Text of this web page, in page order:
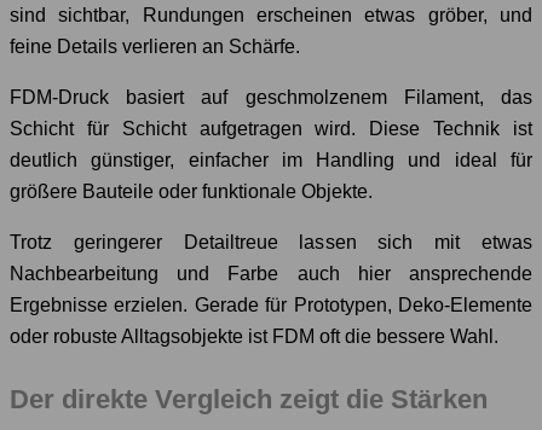
sind sichtbar, Rundungen erscheinen etwas gröber, und
feine Details verlieren an Schärfe.
FDM-Druck basiert auf geschmolzenem Filament, das
Schicht für Schicht aufgetragen wird. Diese Technik ist
deutlich günstiger, einfacher im Handling und ideal für
größere Bauteile oder funktionale Objekte.
Trotz geringerer Detailtreue lassen sich mit etwas
Nachbearbeitung und Farbe auch hier ansprechende
Ergebnisse erzielen. Gerade für Prototypen, Deko-Elemente
oder robuste Alltagsobjekte ist FDM oft die bessere Wahl.
Der direkte Vergleich zeigt die Stärken